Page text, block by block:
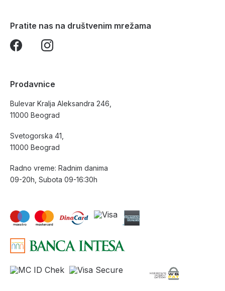
Pratite nas na društvenim mrežama
Prodavnice
Bulevar Kralja Aleksandra 246,
11000 Beograd
Svetogorska 41,
11000 Beograd
Radno vreme: Radnim danima
09-20h, Subota 09-16:30h